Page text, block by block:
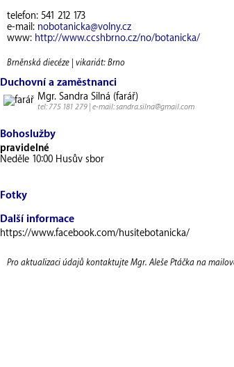
telefon: 541 212 173
e-mail: nobotanicka@volny.cz
www: http://www.ccshbrno.cz/no/botanicka/
Brněnská diecéze | vikariát: Brno
Duchovní a zaměstnanci
Mgr. Sandra Silná (farář)
tel: 775 181 279 | e-mail: sandra.silna@gmail.com
Bohoslužby
pravidelné
Neděle 10:00 Husův sbor
Fotky
Další informace
https://www.facebook.com/husitebotanicka/
Pro aktualizaci údajů kontaktujte Mgr. Aleše Ptáčka na